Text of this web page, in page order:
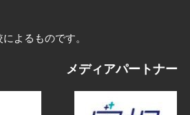
よるものです。
メディアパートナー